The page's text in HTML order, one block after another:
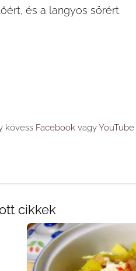
és a langyos sörért.
kövess Facebook vagyYouTube
cikkek